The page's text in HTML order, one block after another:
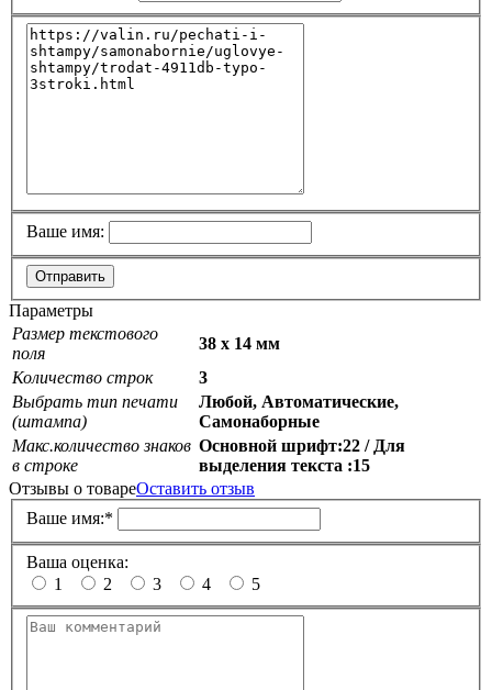
Ваше имя:
Отправить
Параметры
Размер текстового
поля
38 х 14 мм
Количество строк
3
Выбрать тип печати
(штампа)
Любой, Автоматические,
Самонаборные
Макс.количество знаков
в строке
Основной шрифт:22 / Для
выделения текста :15
Отзывы о товареОставить отзыв
Ваше имя:*
Ваша оценка:
1
2 3 4 5